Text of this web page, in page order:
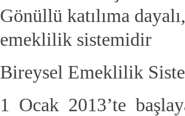
Gönüllü katılıma
emeklilik sistemidir
Bireysel Emeklilik
1 Ocak 2013’te